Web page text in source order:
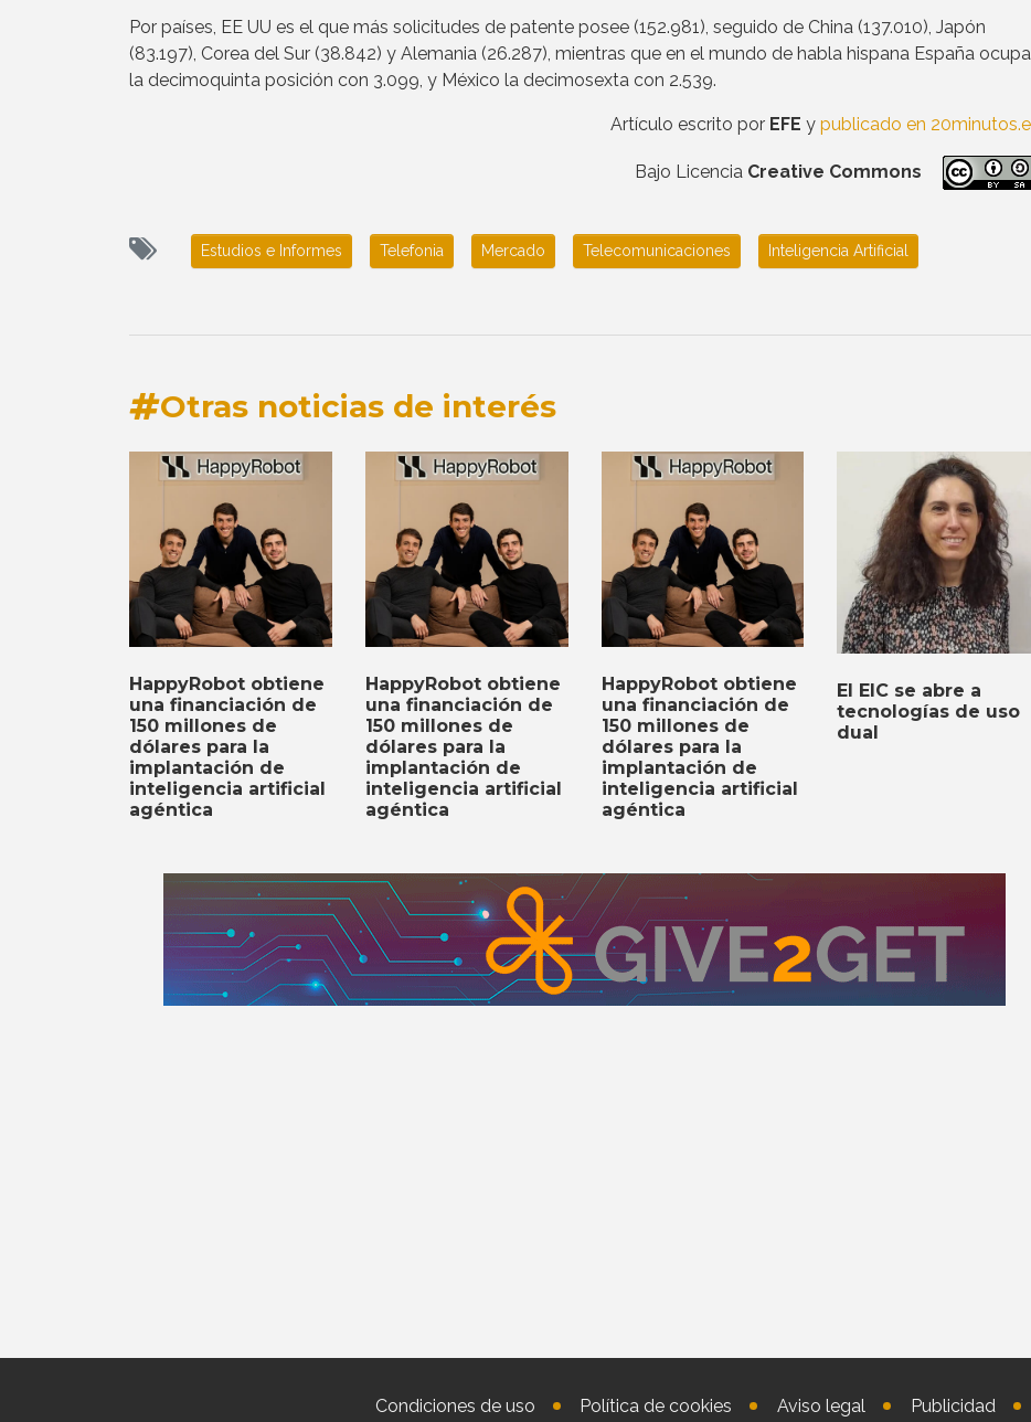
Por países, EE UU es el que más solicitudes de patente posee (152.981), seguido de China (137.010), Japón
(83.197), Corea del Sur (38.842) y Alemania (26.287), mientras que en el mundo de habla hispana España ocupa
la decimoquinta posición con 3.099, y México la decimosexta con 2.539.
Artículo escrito por EFE y publicado en
Bajo Licencia Creative Commons
Estudios e Informes Telefonia Mercado Telecomunicaciones Inteligencia Artificial
Otras noticias de interés
HappyRobot obtiene
una financiación de
150 millones de
dólares para la
implantación de
inteligencia artificial
agéntica
HappyRobot obtiene
una financiación de
150 millones de
dólares para la
implantación de
inteligencia artificial
agéntica
HappyRobot obtiene
una financiación de
150 millones de
dólares para la
implantación de
inteligencia artificial
agéntica
El EIC se abre a
tecnologías de uso
dual
Condiciones de uso Política de cookies Aviso legal Publicidad